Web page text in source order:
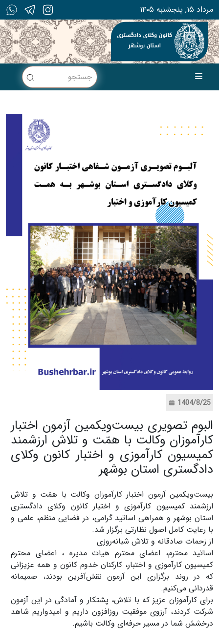
۱۴۰۵ مرداد ۱۵, پنجشنبه
1404/8/25
البوم تصویری بیست‌ویکمین آزمون اختبار
کارآموزان وکالت با همّت و تلاش ارزشمند
کمیسیون کارآموزی و اختبار کانون وکلای
دادگستری استان بوشهر
بیست‌ویکمین آزمون اختبار کارآموزان وکالت با همّت و تلاش
ارزشمند کمیسیون کارآموزی و اختبار کانون وکلای دادگستری
استان بوشهر و همراهی اساتید گرامی، در فضایی منظم، علمی و
با رعایت کامل اصول نظارتی برگزار شد.
از زحمات صادقانه و تلاش شبانه‌روزی
اساتید محترم، اعضای محترم هیات مدیره ، اعضای محترم
کمیسیون کارآموزی و اختبار، کارکنان خدوم کانون و همه عزیزانی
که در روند برگزاری این آزمون نقش‌آفرین بودند، صمیمانه
قدردانی می‌کنیم.
برای کارآموزان عزیز که با تلاش، پشتکار و آمادگی در این آزمون
شرکت کردند، آرزوی موفقیت روزافزون داریم و امیدواریم شاهد
درخشش شما در مسیر حرفه‌ای وکالت باشیم.